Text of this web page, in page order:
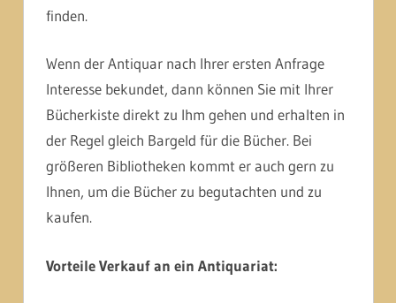
finden.
Wenn der Antiquar nach Ihrer ersten Anfrage
Interesse bekundet, dann können Sie mit Ihrer
Bücherkiste direkt zu Ihm gehen und erhalten in
der Regel gleich Bargeld für die Bücher. Bei
größeren Bibliotheken kommt er auch gern zu
Ihnen, um die Bücher zu begutachten und zu
kaufen.
Vorteile Verkauf an ein Antiquariat: